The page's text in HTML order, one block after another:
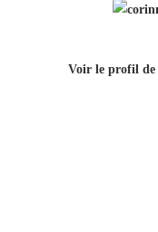
Voir le profil de